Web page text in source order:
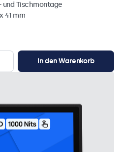
und Tischmontage
41 mm
In den Warenkorb